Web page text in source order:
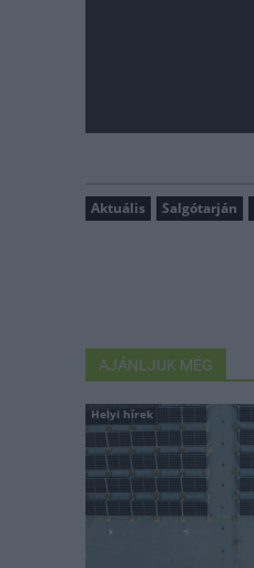
Aktuális Salgótarján
AJÁNLJUK MÉG
Helyi hírek